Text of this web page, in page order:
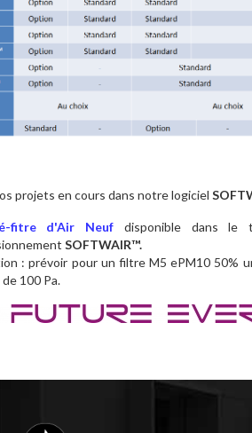
projets en cours dans notre logiciel
fitre d'Air Neuf disponible dans le
SOFTWAIR™.
: prévoir pour un filtre M5 ePM10 50%
100 Pa.